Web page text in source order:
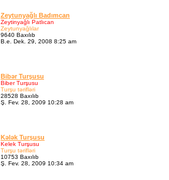
Zeytunyağlı Badımcan
Zeytinyağlı Patlıcan
Zeytunyağlılar
9640 Baxılıb
B.e. Dek. 29, 2008 8:25 am
Bibər Turşusu
Biber Turşusu
Turşu tərifləri
28528 Baxılıb
Ş. Fev. 28, 2009 10:28 am
Kələk Turşusu
Kelek Turşusu
Turşu tərifləri
10753 Baxılıb
Ş. Fev. 28, 2009 10:34 am